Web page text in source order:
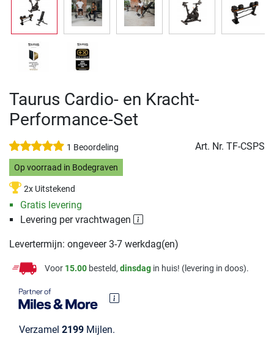
Taurus Cardio- en Kracht-
Performance-Set
1 Beoordeling Art. Nr. TF-CSPS
Op voorraad in Bodegraven
2x Uitstekend
Gratis levering
Levering per vrachtwagen
Levertermijn: ongeveer 3-7 werkdag(en)
Voor 15.00 besteld, dinsdag in huis! (levering in doos).
Verzamel 2199 Mijlen.